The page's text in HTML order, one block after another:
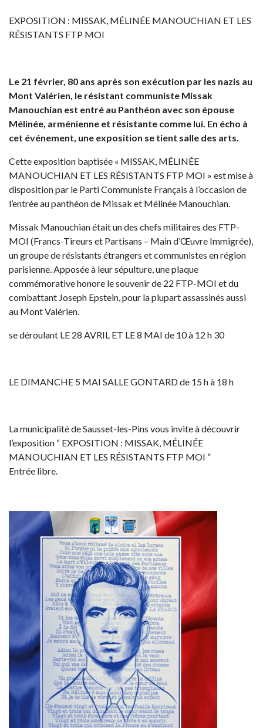
EXPOSITION : MISSAK, MÉLINÉE MANOUCHIAN ET LES
RÉSISTANTS FTP MOI
Le 21 février, 80 ans après son exécution par les nazis au
Mont Valérien, le résistant communiste Missak
Manouchian est entré au Panthéon avec son épouse
Mélinée, arménienne et résistante comme lui. En écho à
cet événement, une exposition se tient salle des arts.
Cette exposition baptisée « MISSAK, MÉLINÉE
MANOUCHIAN ET LES RÉSISTANTS FTP MOI » est mise à
disposition par le Parti Communiste Français à l’occasion de
l’entrée au panthéon de Missak et Mélinée Manouchian.
Missak Manouchian était un des chefs militaires des FTP-
MOI (Francs-Tireurs et Partisans – Main d’Œuvre Immigrée),
un groupe de résistants étrangers et communistes en région
parisienne. Apposée à leur sépulture, une plaque
commémorative honore le souvenir de 22 FTP-MOI et du
combattant Joseph Epstein, pour la plupart assassinés aussi
au Mont Valérien.
se déroulant LE 28 AVRIL ET LE 8 MAI de 10 à 12 h 30
LE DIMANCHE 5 MAI SALLE GONTARD de 15 h à 18 h
La municipalité de Sausset-les-Pins vous invite à découvrir
l’exposition “ EXPOSITION : MISSAK, MÉLINÉE
MANOUCHIAN ET LES RÉSISTANTS FTP MOI ”
Entrée libre.